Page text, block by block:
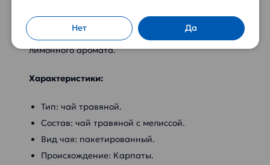
Эфирное масло предает чаю приятного
лимонного аромата.
Характеристики:
Тип: чай травяной.
Состав: чай травяной с мелиссой.
Вид чая: пакетированный.
Происхождение: Карпаты.
Нет Да